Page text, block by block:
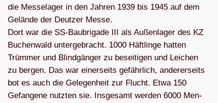
die Mes­se­la­ger in den Jah­ren 1939 bis 1945 auf dem
Gelände der Deut­zer Messe.
Dort war die SS-Bau­bri­gade III als Außen­la­ger des KZ
Buchen­wald unter­ge­bracht. 1000 Häft­linge hat­ten
Trüm­mer und Blind­gän­ger zu besei­ti­gen und Lei­chen
zu ber­gen. Das war einer­seits gefähr­lich, ande­rer­seits
bot es auch die Gele­gen­heit zur Flucht. Etwa 150
Gefan­gene nutz­ten sie. Ins­ge­samt wer­den 6000 Men­